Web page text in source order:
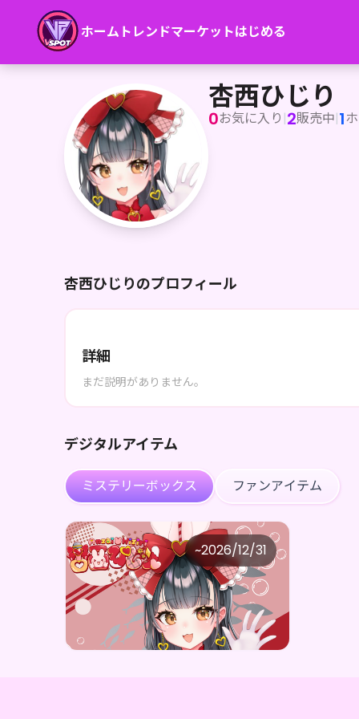
ホーム トレンドマーケットはじめる
杏西ひじり
杏西ひじり
0お気に入り |2販売中|1
杏西ひじりのプロフィール
詳細
まだ説明がありません。
デジタルアイテム
ミステリーボックス ファンアイテム
~2026/12/31
杏西ひじり
杏西ひじり RealizeデジタルBOX（全5種）
価格
1,000 購入はこちら